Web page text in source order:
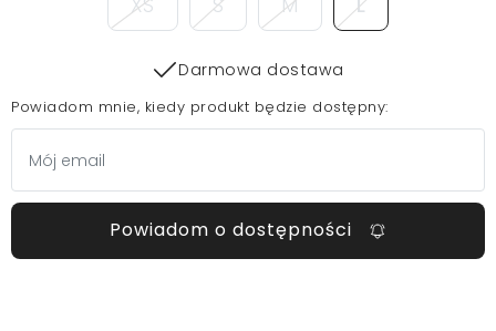
Darmowa dostawa
Powiadom mnie, kiedy produkt będzie dostępny:
Powiadom o dostępności